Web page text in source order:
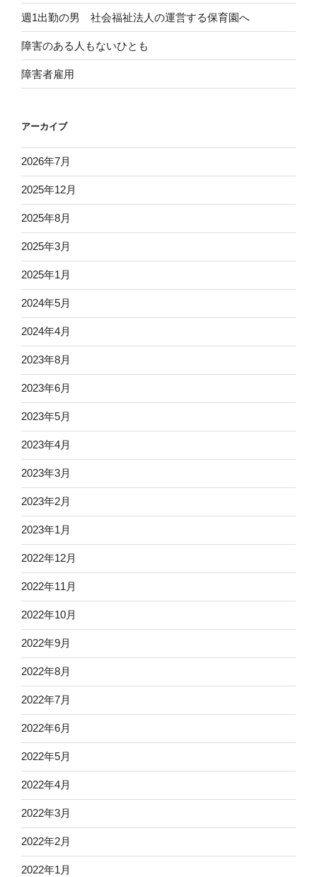
週1出勤の男 社会福祉法人の運営する保育園へ
障害のある人もないひとも
障害者雇用
アーカイブ
2026年7月
2025年12月
2025年8月
2025年3月
2025年1月
2024年5月
2024年4月
2023年8月
2023年6月
2023年5月
2023年4月
2023年3月
2023年2月
2023年1月
2022年12月
2022年11月
2022年10月
2022年9月
2022年8月
2022年7月
2022年6月
2022年5月
2022年4月
2022年3月
2022年2月
2022年1月